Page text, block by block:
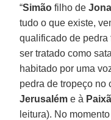
“Simão filho de
tudo o que existe,
qualificado de
ser tratado como
habitado por uma
pedra de tropeço
Jerusalém e à
leitura). No